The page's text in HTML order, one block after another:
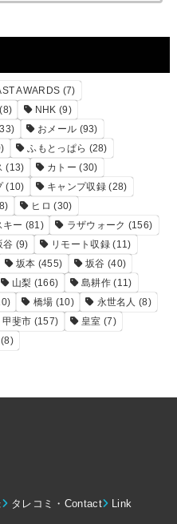
AWARDS (7)
(8) NHK (9)
おメール (93)
ふもとっぱら (28)
(13) カトー (30)
(10) キャンプ収録(28)
ヒロ (30)
キー (81) ラザウォーク (156)
谷 (9) リモート収録(11)
坂本 (455) 坂谷 (40)
山梨 (166) 島耕作(11)
橋場 (10) 永世名人 (8)
甲斐市 (157) 皇室 (7)
(8)
タレコミ・Contact Link